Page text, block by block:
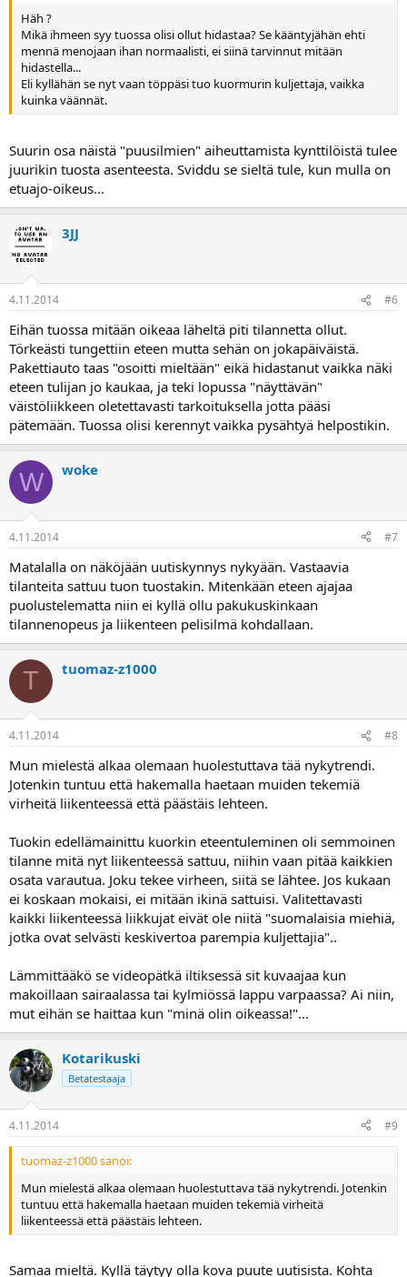
Häh ?
Mikä ihmeen syy tuossa olisi ollut hidastaa? Se kääntyjähän ehti
mennä menojaan ihan normaalisti, ei siinä tarvinnut mitään
hidastella...
Eli kyllähän se nyt vaan töppäsi tuo kuormurin kuljettaja, vaikka
kuinka väännät.
Suurin osa näistä "puusilmien" aiheuttamista kynttilöistä tulee
juurikin tuosta asenteesta. Sviddu se sieltä tule, kun mulla on
etuajo-oikeus...
3JJ
4.11.2014 #6
Eihän tuossa mitään oikeaa läheltä piti tilannetta ollut.
Törkeästi tungettiin eteen mutta sehän on jokapäiväistä.
Pakettiauto taas "osoitti mieltään" eikä hidastanut vaikka näki
eteen tulijan jo kaukaa, ja teki lopussa "näyttävän"
väistöliikkeen oletettavasti tarkoituksella jotta pääsi
pätemään. Tuossa olisi kerennyt vaikka pysähtyä helpostikin.
W woke
4.11.2014 #7
Matalalla on näköjään uutiskynnys nykyään. Vastaavia
tilanteita sattuu tuon tuostakin. Mitenkään eteen ajajaa
puolustelematta niin ei kyllä ollu pakukuskinkaan
tilannenopeus ja liikenteen pelisilmä kohdallaan.
T tuomaz-z1000
4.11.2014 #8
Mun mielestä alkaa olemaan huolestuttava tää nykytrendi.
Jotenkin tuntuu että hakemalla haetaan muiden tekemiä
virheitä liikenteessä että päästäis lehteen.
Tuokin edellämainittu kuorkin eteentuleminen oli semmoinen
tilanne mitä nyt liikenteessä sattuu, niihin vaan pitää kaikkien
osata varautua. Joku tekee virheen, siitä se lähtee. Jos kukaan
ei koskaan mokaisi, ei mitään ikinä sattuisi. Valitettavasti
kaikki liikenteessä liikkujat eivät ole niitä "suomalaisia miehiä,
jotka ovat selvästi keskivertoa parempia kuljettajia"..
Lämmittääkö se videopätkä iltiksessä sit kuvaajaa kun
makoillaan sairaalassa tai kylmiössä lappu varpaassa? Ai niin,
mut eihän se haittaa kun "minä olin oikeassa!"...
Kotarikuski
Betatestaaja
4.11.2014 #9
tuomaz-z1000 sanoi:
Mun mielestä alkaa olemaan huolestuttava tää nykytrendi. Jotenkin
tuntuu että hakemalla haetaan muiden tekemiä virheitä
liikenteessä että päästäis lehteen.
Samaa mieltä. Kyllä täytyy olla kova puute uutisista. Kohta